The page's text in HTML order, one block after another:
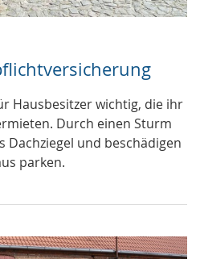
Hausbesitzer wichtig, die ihr
Durch einen Sturm
Dachziegel und beschädigen
parken.